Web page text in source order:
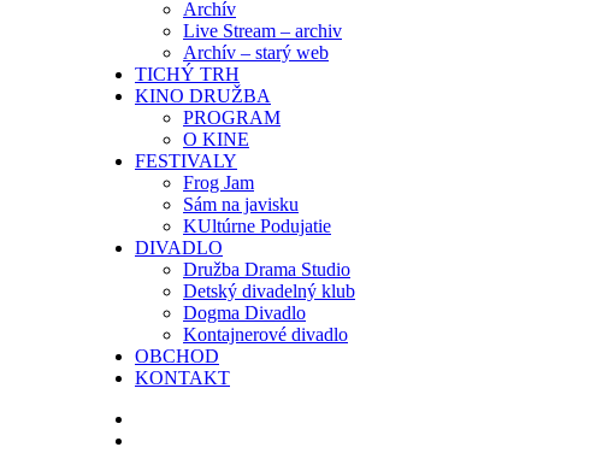
Archív
Live Stream – archiv
Archív – starý web
TICHÝ TRH
KINO DRUŽBA
PROGRAM
O KINE
FESTIVALY
Frog Jam
Sám na javisku
KUltúrne Podujatie
DIVADLO
Družba Drama Studio
Detský divadelný klub
Dogma Divadlo
Kontajnerové divadlo
OBCHOD
KONTAKT